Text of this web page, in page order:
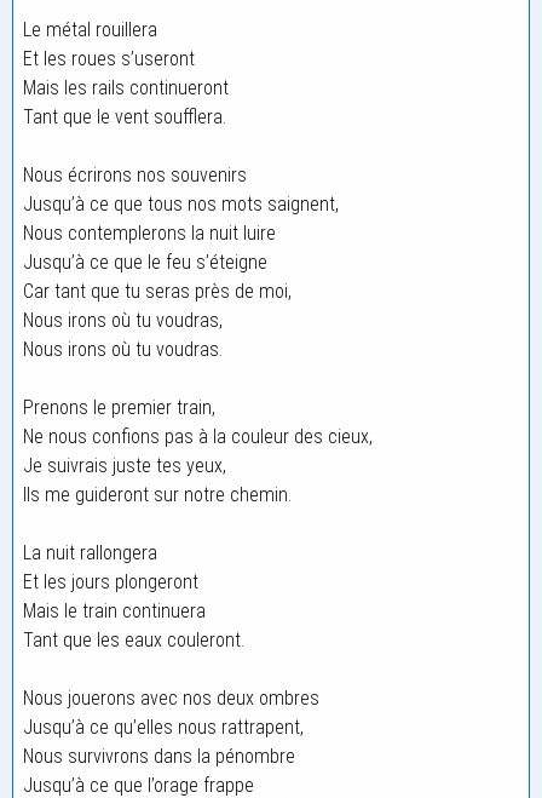
Le métal rouillera
Et les roues s’useront
Mais les rails continueront
Tant que le vent soufflera.
Nous écrirons nos souvenirs
Jusqu’à ce que tous nos mots saignent,
Nous contemplerons la nuit luire
Jusqu’à ce que le feu s’éteigne
Car tant que tu seras près de moi,
Nous irons où tu voudras,
Nous irons où tu voudras.
Prenons le premier train,
Ne nous confions pas à la couleur des cieux,
Je suivrais juste tes yeux,
Ils me guideront sur notre chemin.
La nuit rallongera
Et les jours plongeront
Mais le train continuera
Tant que les eaux couleront.
Nous jouerons avec nos deux ombres
Jusqu’à ce qu’elles nous rattrapent,
Nous survivrons dans la pénombre
Jusqu’à ce que l’orage frappe